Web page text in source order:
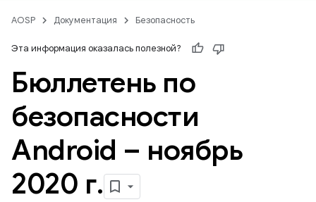
AOSP Документация Безопасность
Эта информация оказалась полезной?
Бюллетень по
безопасности
Android – ноябрь
2020 г.